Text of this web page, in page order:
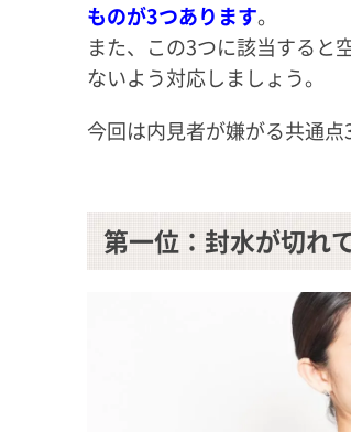
ものが3つあります。
また、この3つに該当すると
ないよう対応しましょう。
今回は内見者が嫌がる共通点
第一位：封水が切れ